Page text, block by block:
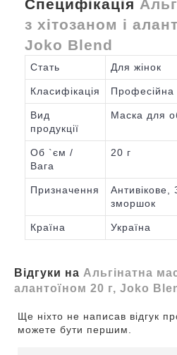
Специфікація
з хітозаном і
Joko Blend
Стать Для жінок
Класифікація Професійна
Вид
продукції
Маска для
Об `єм /
Вага
20 г
Призначення
Антивікове,
зморшок
Країна Україна
Відгуки на Альгінатна
алантоїном 20 г, Joko
Ще ніхто не написав відгук
можете бути першим.